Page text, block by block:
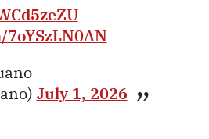
July 1, 2026